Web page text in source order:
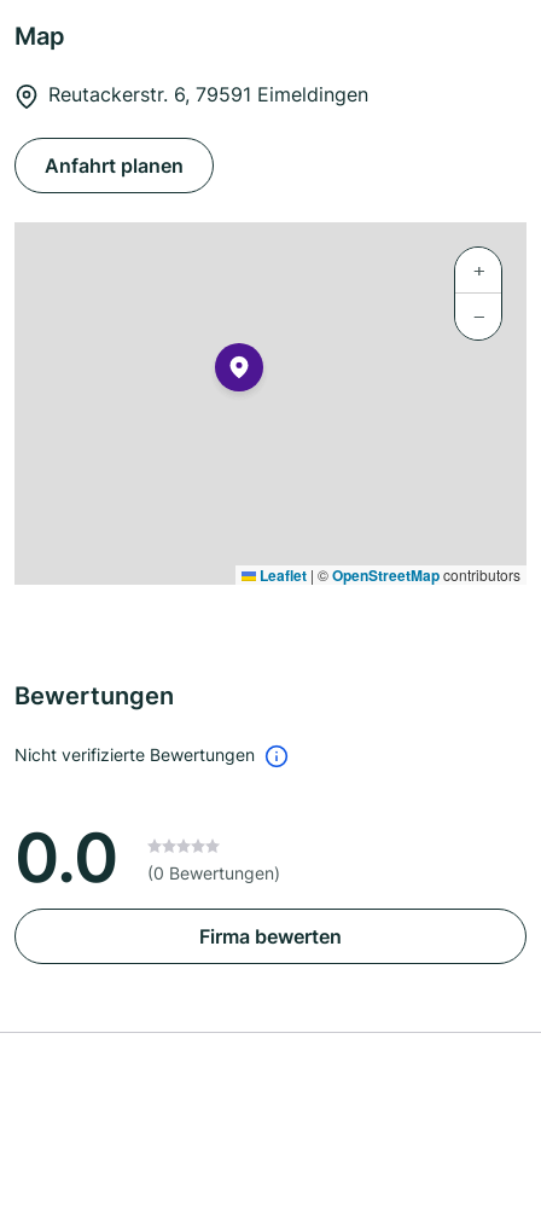
Map
Reutackerstr. 6, 79591 Eimeldingen
Anfahrt planen
+
−
Leaflet | ©OpenStreetMapcontributors
Bewertungen
Nicht verifizierte Bewertungen
0.0 (0 Bewertungen)
Firma bewerten